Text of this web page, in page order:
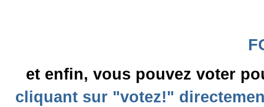
et enfin, vous pouvez voter
cliquant sur "votez!"